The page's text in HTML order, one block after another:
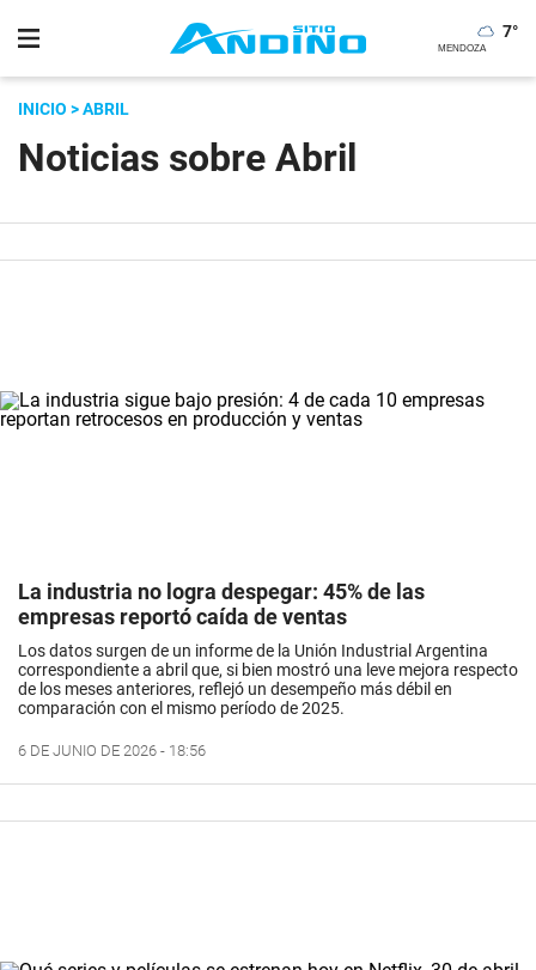
7°
INICIO > ABRIL
Noticias sobre Abril
La industria no logra despegar: 45% de las
empresas reportó caída de ventas
Los datos surgen de un informe de la Unión Industrial Argentina
correspondiente a abril que, si bien mostró una leve mejora respecto
de los meses anteriores, reflejó un desempeño más débil en
comparación con el mismo período de 2025.
6 DE JUNIO DE 2026 - 18:56